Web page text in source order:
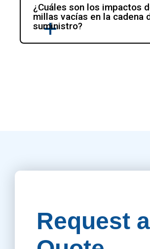
¿Cuáles son los impactos
millas vacías en la cadena
suministro?